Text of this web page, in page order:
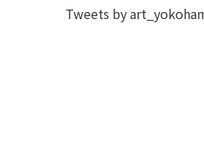
Tweets by